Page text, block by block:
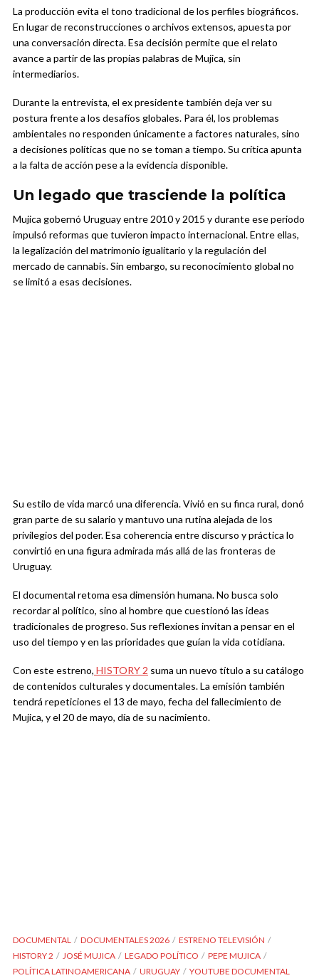
La producción evita el tono tradicional de los perfiles biográficos.
En lugar de reconstrucciones o archivos extensos, apuesta por
una conversación directa. Esa decisión permite que el relato
avance a partir de las propias palabras de Mujica, sin
intermediarios.
Durante la entrevista, el ex presidente también deja ver su
postura frente a los desafíos globales. Para él, los problemas
ambientales no responden únicamente a factores naturales, sino
a decisiones políticas que no se toman a tiempo. Su crítica apunta
a la falta de acción pese a la evidencia disponible.
Un legado que trasciende la política
Mujica gobernó Uruguay entre 2010 y 2015 y durante ese periodo
impulsó reformas que tuvieron impacto internacional. Entre ellas,
la legalización del matrimonio igualitario y la regulación del
mercado de cannabis. Sin embargo, su reconocimiento global no
se limitó a esas decisiones.
Su estilo de vida marcó una diferencia. Vivió en su finca rural, donó
gran parte de su salario y mantuvo una rutina alejada de los
privilegios del poder. Esa coherencia entre discurso y práctica lo
convirtió en una figura admirada más allá de las fronteras de
Uruguay.
El documental retoma esa dimensión humana. No busca solo
recordar al político, sino al hombre que cuestionó las ideas
tradicionales de progreso. Sus reflexiones invitan a pensar en el
uso del tiempo y en las prioridades que guían la vida cotidiana.
Con este estreno, HISTORY 2 suma un nuevo título a su catálogo
de contenidos culturales y documentales. La emisión también
tendrá repeticiones el 13 de mayo, fecha del fallecimiento de
Mujica, y el 20 de mayo, día de su nacimiento.
DOCUMENTAL DOCUMENTALES 2026
ESTRENO TELEVISIÓN
HISTORY 2
JOSÉ MUJICA LEGADO POLÍTICO
PEPE MUJICA
POLÍTICA LATINOAMERICANA
URUGUAY YOUTUBE DOCUMENTAL